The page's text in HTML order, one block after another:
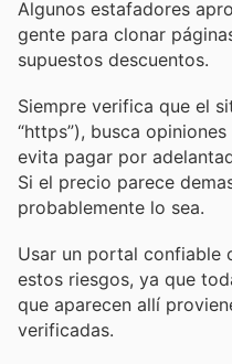
Algunos estafadores
gente para clonar
supuestos descuentos.
Siempre verifica que el
“https”), busca
evita pagar por
Si el precio parece
probablemente lo sea.
Usar un portal confiable
estos riesgos, ya que
que aparecen allí
verificadas.